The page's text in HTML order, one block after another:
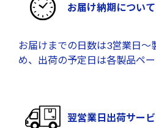
お届け納期について
お届けまでの日数は3営業日～
め、出荷の予定日は各製品ペー
翌営業日出荷サー